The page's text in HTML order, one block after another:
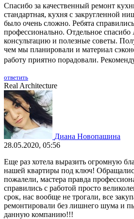
Спасибо за качественный ремонт
стандартная, кухня с закругленной
было очень сложно. Ребята
профессионально. Отдельное спасибо
консультацию и полезные советы.
чем мы планировали и материал
работу приятно порадовали.
ответить
Real Architecture
Диана Новопашина
28.05.2020, 05:56
Еще раз хотела выразить огромную
нашей квартиры под ключ!
пожалели, мастера правда
справились с работой просто
срок, нас вообще не трогали, все
ремонтировали без лишнего шума и
данную компанию!!!